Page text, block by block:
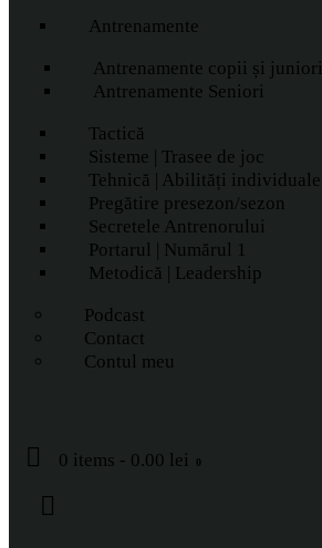
Antrenamente
Antrenamente copii și juniori
Antrenamente Seniori
Tactică
Sisteme | Trasee de joc
Tehnică | Abilități individuale
Pregătire presezon/sezon
Secretele Antrenorului
Portarul | Numărul 1
Metodică | Leadership
Podcast
Contact
Contul meu
0 items - 0.00 lei 0